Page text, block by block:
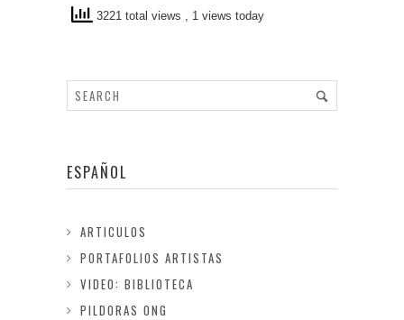
3221 total views , 1 views today
ESPAÑOL
ARTICULOS
PORTAFOLIOS ARTISTAS
VIDEO: BIBLIOTECA
PILDORAS ONG